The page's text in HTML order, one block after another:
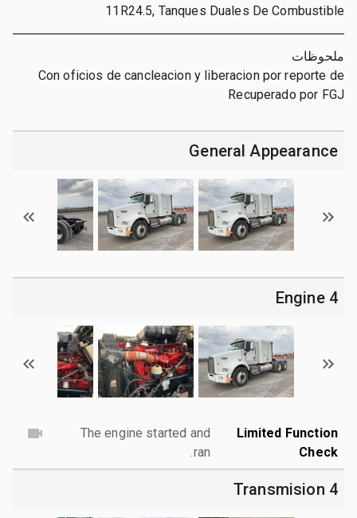
11R24.5, Tanques Duales De Combustible
ملحوظات
Con oficios de cancleacion y liberacion por reporte de
Recuperado por FGJ
General Appearance
4 Engine
Limited Function
Check
The engine started and
ran.
4 Transmision